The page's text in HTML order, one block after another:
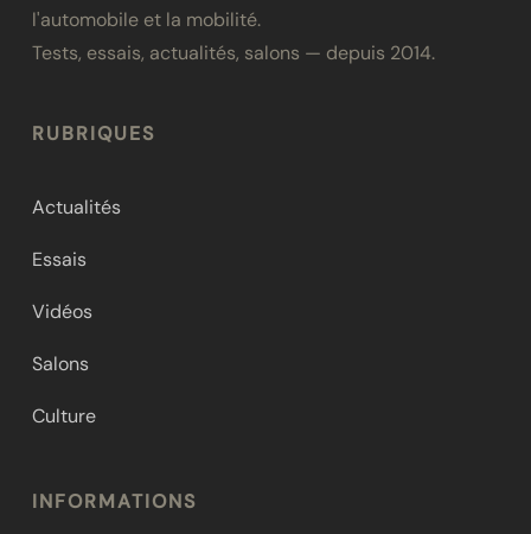
l'automobile et la mobilité.
Tests, essais, actualités, salons — depuis 2014.
RUBRIQUES
Actualités
Essais
Vidéos
Salons
Culture
INFORMATIONS